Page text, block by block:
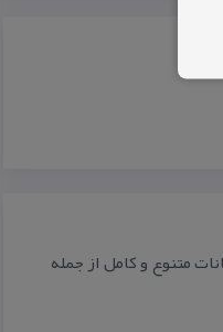
متنوع و كامل از جمله